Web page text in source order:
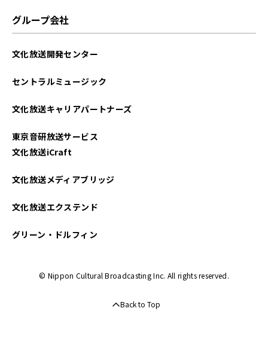
グループ会社
文化放送開発センター
セントラルミュージック
文化放送キャリアパートナーズ
東京音研放送サービス
文化放送iCraft
文化放送メディアブリッジ
文化放送エクステンド
グリーン・ドルフィン
© Nippon Cultural Broadcasting Inc. All rights reserved.
Back to Top